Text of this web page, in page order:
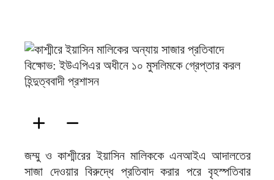
জম্মু ও কাশ্মীরের ইয়াসিন মালিককে এনআইএ আদালতের
সাজা দেওয়ার বিরুদ্ধে প্রতিবাদ করার পরে বৃহস্পতিবার